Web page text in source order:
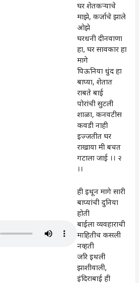
घर शेतकऱ्याचे
माझे, कर्जाचे झाले
ओझे
घरधनी दीनवाणा
हा, घर सावकार हा
मागे
पिऊनिया धुंद हा
बाप्या, शेतात
राबते बाई
पोरांची सुटली
शाळा, कनवटीस
कवडी नाही
इज्जतीत घर
राखाया मी बचत
गटाला जाई ।। २
।।
ही इथून मागे सारी
बाप्यांची दुनिया
होती
बाईला व्यवहाराची
माहितीच कसली
नव्हती
जरि इथली
झाशीवाली,
इंदिराबाई ही